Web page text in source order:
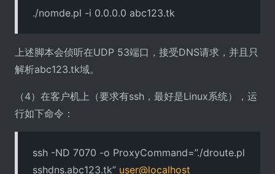
./nomde.pl -i 0.0.0.0 abc123.tk
上述脚本会侦听在UDP 53端口，接受DNS请求，并且只
解析abc123.tk域。
（4）在客户机上（要求有ssh，最好是Linux系统），运
行如下命令：
ssh -ND 7070 -o ProxyCommand=”./droute.pl
sshdns.abc123.tk” user@localhost